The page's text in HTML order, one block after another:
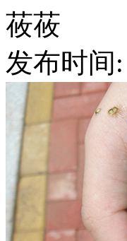
莜莜
发布时间: